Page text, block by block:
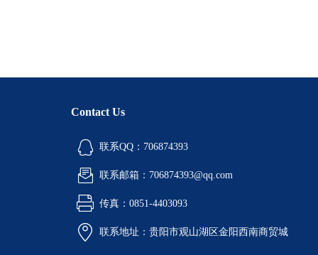
Contact Us
联系QQ：706874393
联系邮箱：706874393@qq.com
传真：0851-4403093
联系地址：贵阳市观山湖区金阳西南商贸城